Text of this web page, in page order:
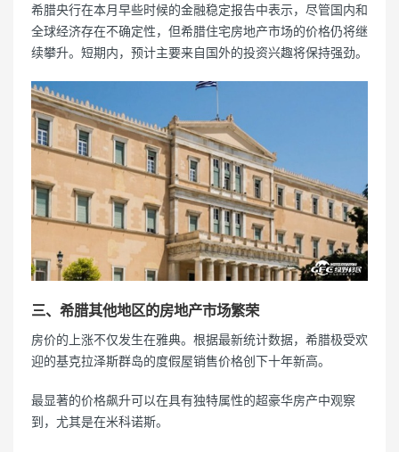
希腊央行在本月早些时候的金融稳定报告中表示，尽管国内和
全球经济存在不确定性，但希腊住宅房地产市场的价格仍将继
续攀升。短期内，预计主要来自国外的投资兴趣将保持强劲。
三、希腊其他地区的房地产市场繁荣
房价的上涨不仅发生在雅典。根据最新统计数据，希腊极受欢
迎的基克拉泽斯群岛的度假屋销售价格创下十年新高。
最显著的价格飙升可以在具有独特属性的超豪华房产中观察
到，尤其是在米科诺斯。